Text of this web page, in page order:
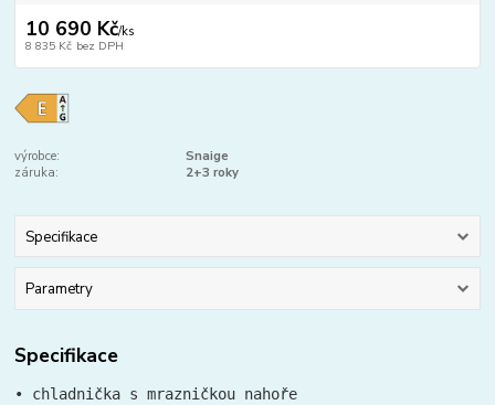
10 690 Kč/ks
8 835 Kč bez DPH
výrobce:
Snaige
záruka:
2+3 roky
Specifikace
Parametry
Specifikace
• chladnička s mrazničkou nahoře